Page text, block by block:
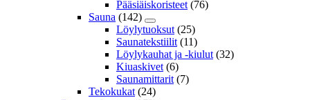
Pääsiäiskoristeet (76)
Sauna (142)
Löylytuoksut (25)
Saunatekstiilit (11)
Löylykauhat ja -kiulut (32)
Kiuaskivet (6)
Saunamittarit (7)
Tekokukat (24)